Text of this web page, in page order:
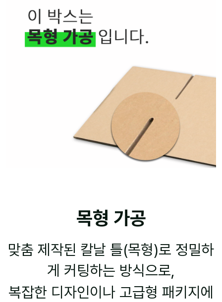
목형 가공
맞춤 제작된 칼날 틀(목형)로 정밀하
게 커팅하는 방식으로,
복잡한 디자인이나 고급형 패키지에